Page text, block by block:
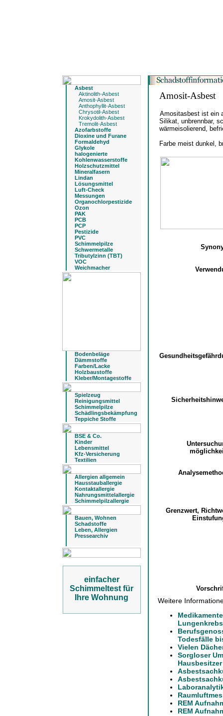
Asbest
Aktinolith-Asbest
Amosit-Asbest
Anthophyllit-Asbest
Chrysotil-Asbest
Krokydolith-Asbest
Tremolit-Asbest
Azofarbstoffe
Dioxine und Furane
Formaldehyd
Glykole
halogenierte
Kohlenwasserstoffe
Holzschutzmittel
Mineralfasern
Lindan
Lösungsmittel
Luft-Check
Messungen
Organochlorpestizide
Ozon
PAK
PCB
PCP
Pestizide
PVC
Schimmelpilze
Schwermetalle
Tributylzinn (TBT)
VOC
Weichmacher
Bodenbeläge
Dämmstoffe
Farben/Lacke
Holzbaustoffe
Kleber/Montagestoffe
Spielzeug
Reinigungsmittel
Schimmelpilze
Schädlingsbekämpfung
Teppiche Stoffe
BSE & Co.
Kinder
Lebensmittel
Kfz-Versicherung
Textilien
Allergien allgemein
Hausstauballergie
Kontaktallergie
Nahrungsmittelallergie
Schimmelpilzallergie
Bauen, Wohnen
Schadstoffe
Leben, Allergien
Pressearchiv
einfacher
Schimmeltest für
Ihre Wohnung
Amosit-Asbest
Amositasbest ist ein
Silikat, unbrennbar,
wärmeisolierend,
Farbe meist dunkel,
Grenzwert,
Weitere
Lungenkrebs
Todesfälle
Vielen
Sorgloser
REM
REM